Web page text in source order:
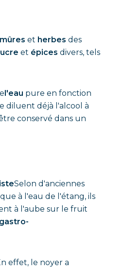
et herbes des
et épices divers, tels
l'eau pure en fonction
diluent déjà l'alcool à
conservé dans un
Selon d'anciennes
à l'eau de l'étang, ils
à l'aube sur le fruit
effet, le noyer a